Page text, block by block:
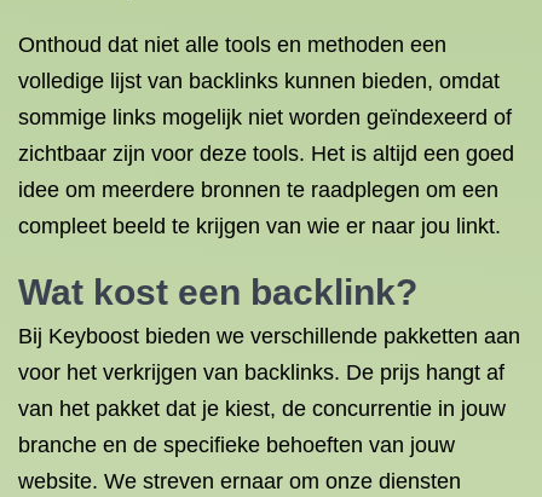
Onthoud dat niet alle tools en methoden een
volledige lijst van backlinks kunnen bieden, omdat
sommige links mogelijk niet worden geïndexeerd of
zichtbaar zijn voor deze tools. Het is altijd een goed
idee om meerdere bronnen te raadplegen om een
compleet beeld te krijgen van wie er naar jou linkt.
Wat kost een backlink?
Bij Keyboost bieden we verschillende pakketten aan
voor het verkrijgen van backlinks. De prijs hangt af
van het pakket dat je kiest, de concurrentie in jouw
branche en de specifieke behoeften van jouw
website. We streven ernaar om onze diensten